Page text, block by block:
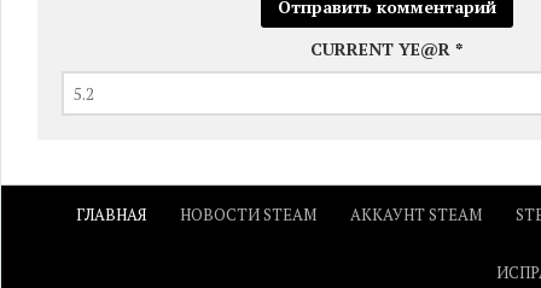
CURRENT YE@R *
ГЛАВНАЯ НОВОСТИ STEAM АККАУНТ STEAM